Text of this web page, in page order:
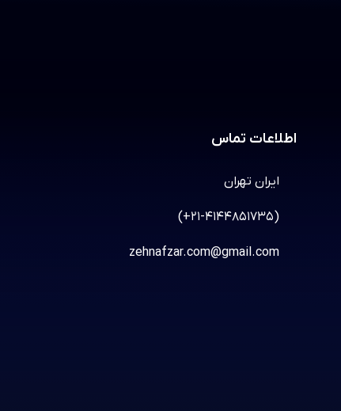
اطلاعات تماس
ایران تهران
(+21-4144851735)
zehnafzar.com@gmail.com